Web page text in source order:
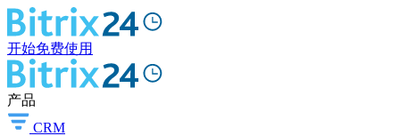
开始免费使用
产品
CRM